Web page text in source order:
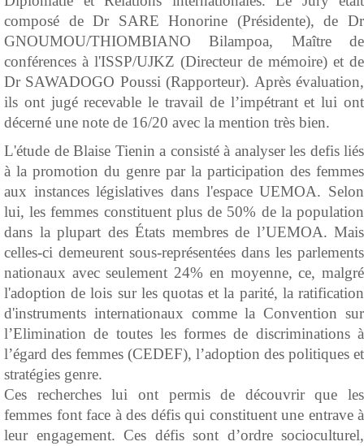
composé de Dr SARE Honorine (Présidente), de Dr
GNOUMOU/THIOMBIANO Bilampoa, Maître de
conférences à l'ISSP/UJKZ (Directeur de mémoire) et de
Dr SAWADOGO Poussi (Rapporteur). Après évaluation,
ils ont jugé recevable le travail de l’impétrant et lui ont
décerné une note de 16/20 avec la mention très bien.
L'étude de Blaise Tienin a consisté à analyser les defis liés
à la promotion du genre par la participation des femmes
aux instances législatives dans l'espace UEMOA. Selon
lui, les femmes constituent plus de 50% de la population
dans la plupart des États membres de l’UEMOA. Mais
celles-ci demeurent sous-représentées dans les parlements
nationaux avec seulement 24% en moyenne, ce, malgré
l'adoption de lois sur les quotas et la parité, la ratification
d'instruments internationaux comme la Convention sur
l’Elimination de toutes les formes de discriminations à
l’égard des femmes (CEDEF), l’adoption des politiques et
stratégies genre.
Ces recherches lui ont permis de découvrir que les
femmes font face à des défis qui constituent une entrave à
leur engagement. Ces défis sont d’ordre socioculturel,